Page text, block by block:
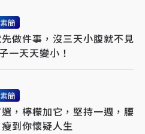
簡
做件事，沒三天小腹就不見
一天天變小！
簡
，檸檬加它，堅持一週，腰
到你懷疑人生